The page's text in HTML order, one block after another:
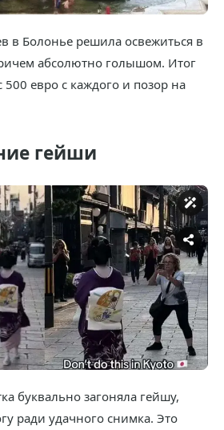
в Болонье решила освежиться в
абсолютно голышом. Итог
евро с каждого и позор на
гейши
буквально загоняла гейшу,
ради удачного снимка. Это